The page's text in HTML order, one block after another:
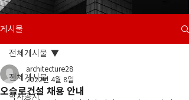
게시물
전체게시물
학사공지
전체게시물
오슬로건설 채용 안내
architecture28
2022년 4월 8일